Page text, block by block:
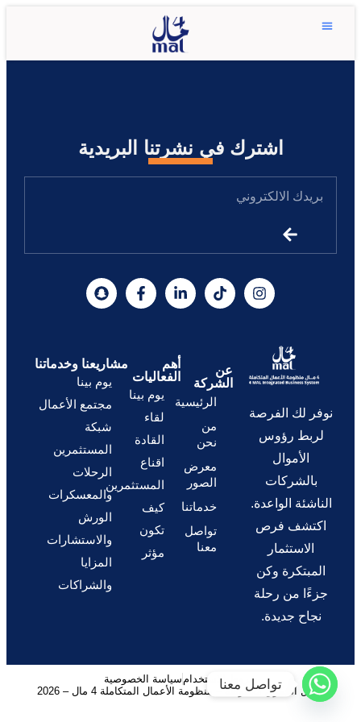
اشترك في نشرتنا البريدية
نوفر لك الفرصة
لربط رؤوس
الأموال
بالشركات
الناشئة الواعدة.
اكتشف فرص
الاستثمار
المبتكرة وكن
جزءًا من رحلة
نجاح جديدة.
عن
الشركة
الرئيسية
من
نحن
معرض
الصور
خدماتنا
تواصل
معنا
أهم
الفعاليات
يوم بينا
لقاء
القادة
اقناع
المستثمرين
كيف
تكون
مؤثر
مشاريعنا وخدماتنا
يوم بينا
مجتمع الأعمال
شبكة
المستثمرين
الرحلات
والمعسكرات
الورش
والاستشارات
المزايا
والشراكات
شروط الاستخدام سياسة الخصوصية
© كل الحقوق محفوظة – منظومة الأعمال المتكاملة 4 مال – 2026
تواصل معنا